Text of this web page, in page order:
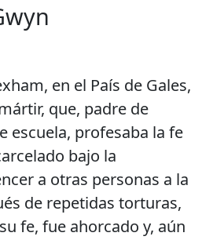
en el País de Gales,
que, padre de
escuela, profesaba la fe
bajo la
a otras personas a la
de repetidas torturas,
fe, fue ahorcado y, aún